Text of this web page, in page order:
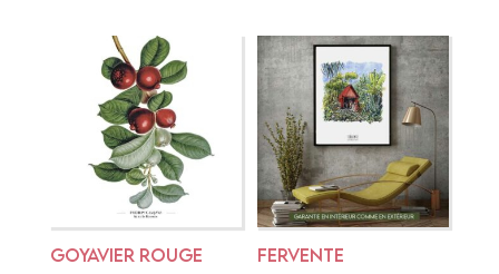
GOYAVIER ROUGE FERVENTE